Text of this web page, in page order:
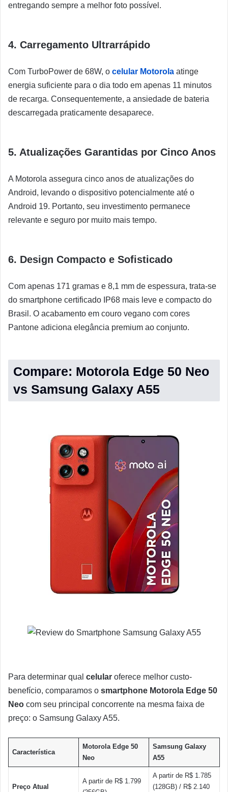
entregando sempre a melhor foto possível.
4. Carregamento Ultrarrápido
Com TurboPower de 68W, o celular Motorola atinge
energia suficiente para o dia todo em apenas 11 minutos
de recarga. Consequentemente, a ansiedade de bateria
descarregada praticamente desaparece.
5. Atualizações Garantidas por Cinco Anos
A Motorola assegura cinco anos de atualizações do
Android, levando o dispositivo potencialmente até o
Android 19. Portanto, seu investimento permanece
relevante e seguro por muito mais tempo.
6. Design Compacto e Sofisticado
Com apenas 171 gramas e 8,1 mm de espessura, trata-se
do smartphone certificado IP68 mais leve e compacto do
Brasil. O acabamento em couro vegano com cores
Pantone adiciona elegância premium ao conjunto.
Compare: Motorola Edge 50 Neo
vs Samsung Galaxy A55
Para determinar qual celular oferece melhor custo-
benefício, comparamos o smartphone Motorola Edge 50
Neo com seu principal concorrente na mesma faixa de
preço: o Samsung Galaxy A55.
Característica
Motorola Edge 50
Neo
Samsung Galaxy
A55
Preço Atual
A partir de R$ 1.799
A partir de R$ 1.785
(128GB) / R$ 2.140